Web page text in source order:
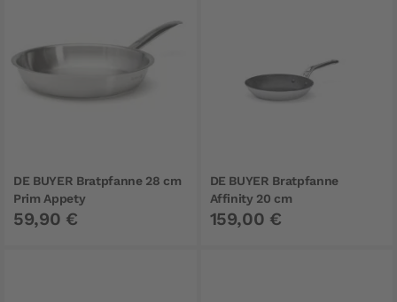
DE BUYER Bratpfanne 28 cm
Prim Appety
59,90 €
DE BUYER Bratpfanne
Affinity 20 cm
159,00 €